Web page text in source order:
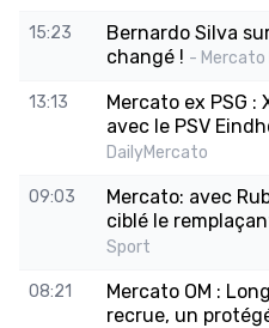
15:23
Bernardo Silva
changé ! - Mercato
13:13
Mercato ex PSG
avec le PSV
DailyMercato
09:03
Mercato: avec
ciblé le
Sport
08:21
Mercato OM :
recrue, un